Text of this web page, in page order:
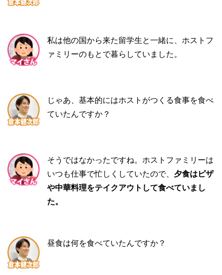
私は他の国から来た留学生と一緒に、ホストフ
ァミリーのもとで暮らしていました。
じゃあ、基本的にはホストがつくる食事を食べ
ていたんですか？
そうではなかったですね。ホストファミリーは
いつも仕事で忙しくしていたので、 夕食はピザ
や中華料理をテイクアウトして食べていまし
た。
昼食は何を食べていたんですか？